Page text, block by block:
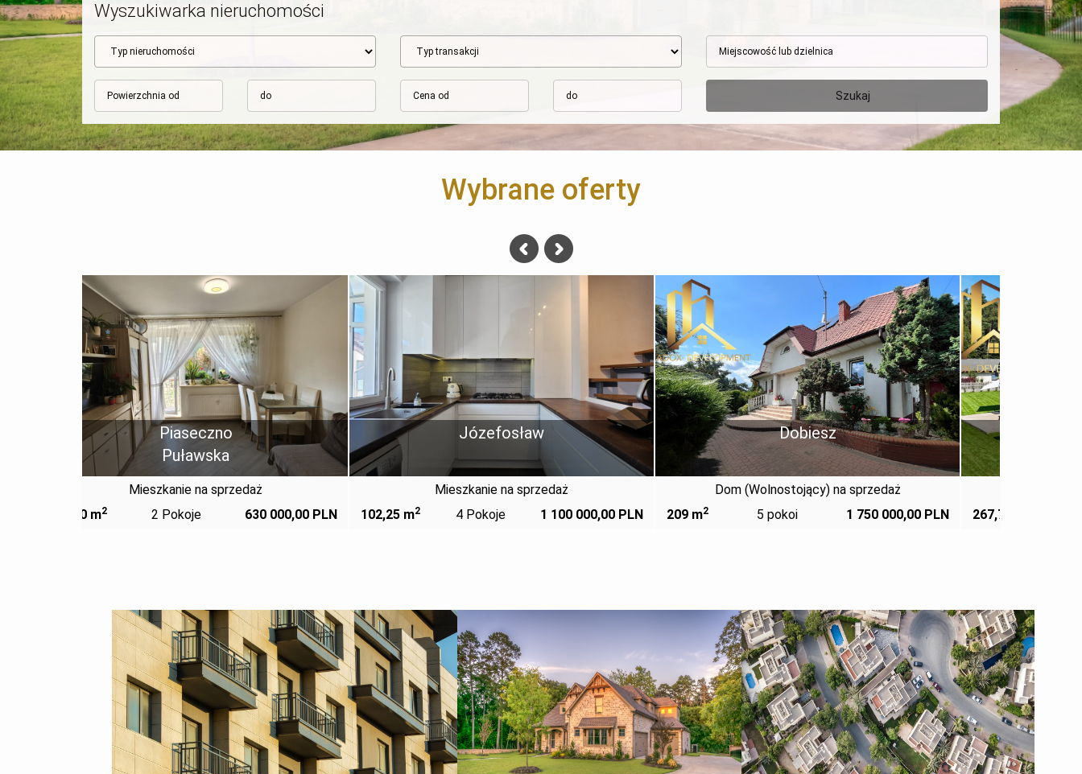
Wyszukiwarka nieruchomości
Wybrane oferty
Józefosław
Mieszkanie na sprzedaż
102,25 m
2 4 Pokoje 1 100 000,00 PLN
Dobiesz
Dom (Wolnostojący) na sprzedaż
209 m
5 pokoi 1 750 000,00 PLN
Księżak
Dom (Wolnostojący) na sprzedaż
267,76 m2 2 059 000,00 PLN